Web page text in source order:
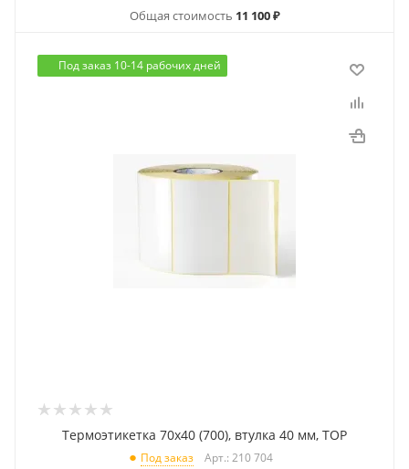
Общая стоимость 11 100 ₽
Под заказ 10-14 рабочих дней
Термоэтикетка 70x40 (700), втулка 40 мм, TOP
Под заказ Арт.: 210 704